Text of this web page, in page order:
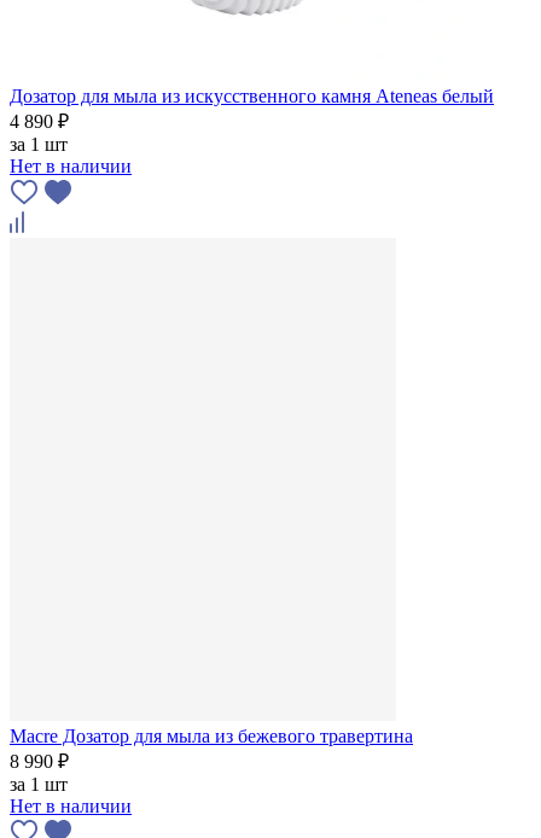
Дозатор для мыла из искусственного камня Ateneas белый
4 890 ₽
за 1 шт
Нет в наличии
Macre Дозатор для мыла из бежевого травертина
8 990 ₽
за 1 шт
Нет в наличии